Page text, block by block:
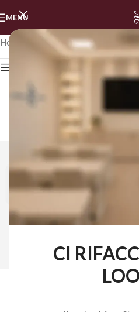
CI
MENU
Home LIME BUFFER RICARICHE